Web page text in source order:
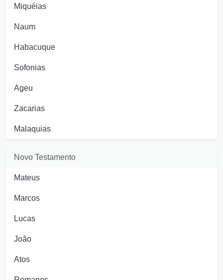
Miquéias
Naum
Habacuque
Sofonias
Ageu
Zacarias
Malaquias
Novo Testamento
Mateus
Marcos
Lucas
João
Atos